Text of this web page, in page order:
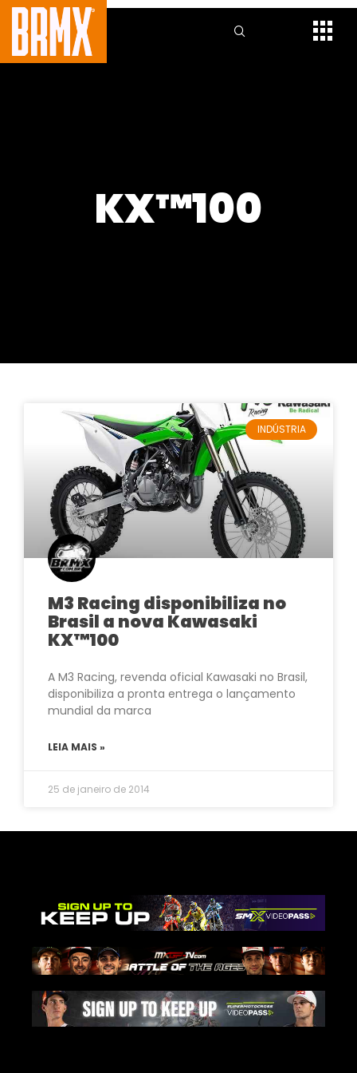
KX™100
INDÚSTRIA
M3 Racing disponibiliza no
Brasil a nova Kawasaki
KX™100
A M3 Racing, revenda oficial Kawasaki no Brasil,
disponibiliza a pronta entrega o lançamento
mundial da marca
LEIA MAIS »
25 de janeiro de 2014